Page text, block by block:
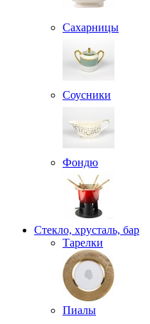
Сахарницы
Соусники
Фондю
Стекло, хрусталь, бар
Тарелки
Пиалы